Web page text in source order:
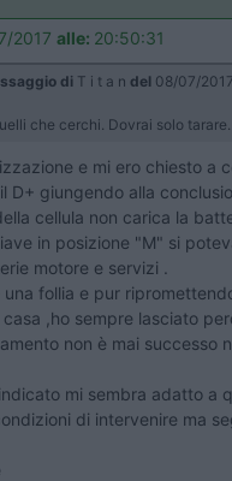
2017 alle: 20:50:31
di T i t a n del 08/07/2017
che cerchi. Dovrai solo
e mi ero chiesto a
D+ giungendo alla
cellula non carica la
in posizione "M" si
motore e servizi .
follia e pur
,ho sempre lasciato
non è mai successo
mi sembra adatto a
di intervenire ma